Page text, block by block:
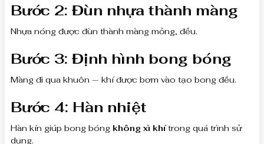
Bước 2: Đùn nhựa thành màng
Nhựa nóng được đùn thành màng mỏng, đều.
Bước 3: Định hình bong bóng
Màng đi qua khuôn — khí được bơm vào tạo bong đều.
Bước 4: Hàn nhiệt
Hàn kín giúp bong bóng không xì khítrong quá trình sử
dụng.